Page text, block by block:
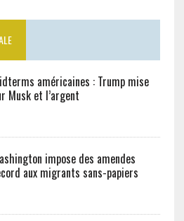
américaines : Trump mise
Musk et l’argent
impose des amendes
aux migrants sans-papiers